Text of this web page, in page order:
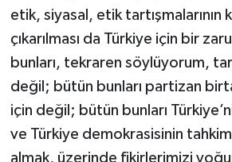
etik, siyasal, etik tartışmalarının
çıkarılması da Türkiye için bir
bunları, tekraren söylüyorum,
değil; bütün bunları partizan
için değil; bütün bunları
ve Türkiye demokrasisinin
almak, üzerinde fikirlerimizi